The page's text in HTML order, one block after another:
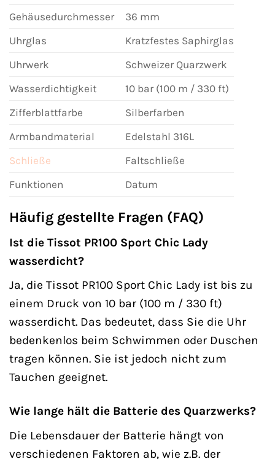
Gehäusedurchmesser
36 mm
Uhrglas
Kratzfestes Saphirglas
Uhrwerk
Schweizer Quarzwerk
Wasserdichtigkeit
10 bar (100 m / 330 ft)
Zifferblattfarbe
Silberfarben
Armbandmaterial
Edelstahl 316L
Schließe
Faltschließe
Funktionen
Datum
Häufig gestellte Fragen (FAQ)
Ist die Tissot PR100 Sport Chic Lady
wasserdicht?
Ja, die Tissot PR100 Sport Chic Lady ist bis zu
einem Druck von 10 bar (100 m / 330 ft)
wasserdicht. Das bedeutet, dass Sie die Uhr
bedenkenlos beim Schwimmen oder Duschen
tragen können. Sie ist jedoch nicht zum
Tauchen geeignet.
Wie lange hält die Batterie des Quarzwerks?
Die Lebensdauer der Batterie hängt von
verschiedenen Faktoren ab, wie z.B. der